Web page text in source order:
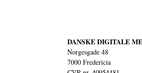
DANSKE DIGITALE
Norgesgade 48
7000 Fredericia